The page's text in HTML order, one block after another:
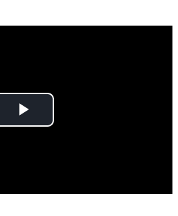
Play